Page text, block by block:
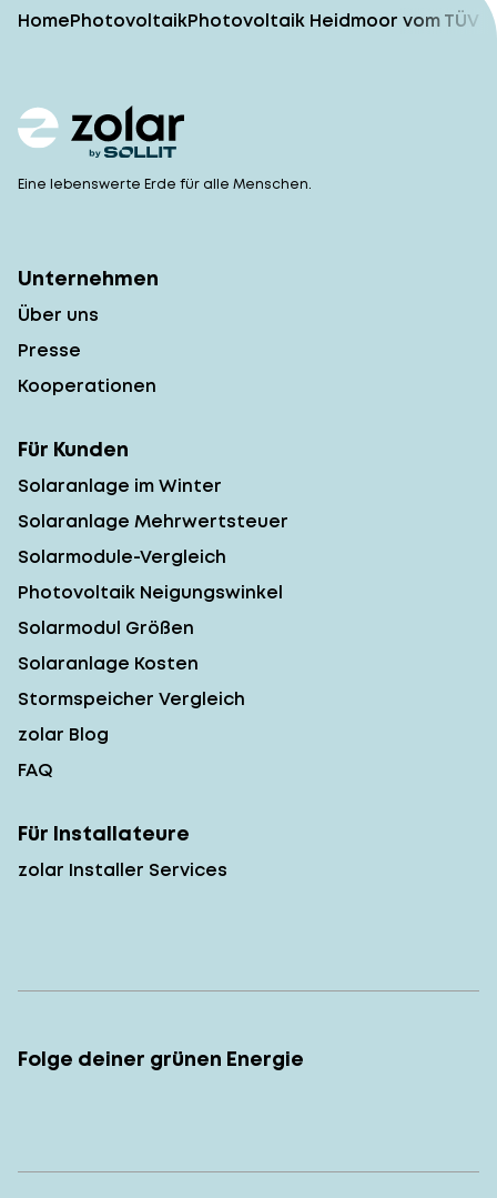
HomePhotovoltaikPhotovoltaik Heidmoor vom
Eine lebenswerte Erde für alle Menschen.
Unternehmen
Über uns
Presse
Kooperationen
Für Kunden
Solaranlage im Winter
Solaranlage Mehrwertsteuer
Solarmodule-Vergleich
Photovoltaik Neigungswinkel
Solarmodul Größen
Solaranlage Kosten
Stormspeicher Vergleich
zolar Blog
FAQ
Für Installateure
zolar Installer Services
Folge deiner grünen Energie